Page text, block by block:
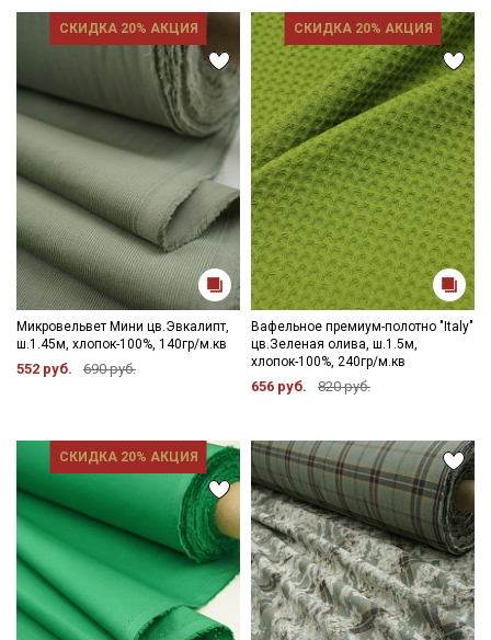
СКИДКА 20% АКЦИЯ
Микровельвет Мини цв.Эвкалипт,
ш.1.45м, хлопок-100%, 140гр/м.кв
552 руб. 690 руб.
СКИДКА 20% АКЦИЯ
Вафельное премиум-полотно "Italy"
цв.Зеленая олива, ш.1.5м,
хлопок-100%, 240гр/м.кв
656 руб. 820 руб.
СКИДКА 20% АКЦИЯ
Секретная рассылка от Купава
Мы публикуем здесь дополнительные
промокоды и скидки до 30% на узкие
категории тканей
Электронная почта
Подписаться
Ознакомлен(а) сПолитикой обработки персональных
данных
Согласие на обработку персональных
данных
Даю Согласие на получение рекламных и
информационных рассылок